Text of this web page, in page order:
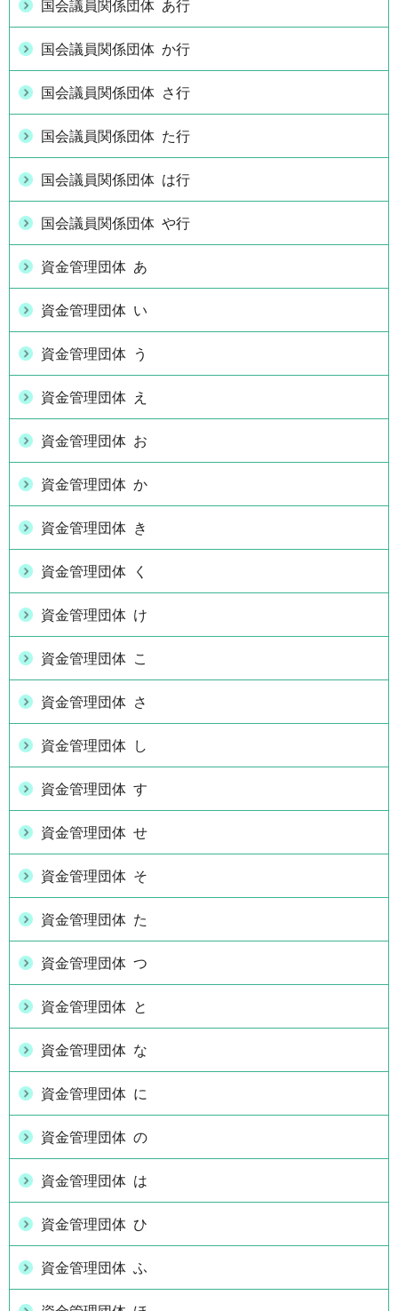
国会議員関係団体 あ行
国会議員関係団体 か行
国会議員関係団体 さ行
国会議員関係団体 た行
国会議員関係団体 は行
国会議員関係団体 や行
資金管理団体 あ
資金管理団体 い
資金管理団体 う
資金管理団体 え
資金管理団体 お
資金管理団体 か
資金管理団体 き
資金管理団体 く
資金管理団体 け
資金管理団体 こ
資金管理団体 さ
資金管理団体 し
資金管理団体 す
資金管理団体 せ
資金管理団体 そ
資金管理団体 た
資金管理団体 つ
資金管理団体 と
資金管理団体 な
資金管理団体 に
資金管理団体 の
資金管理団体 は
資金管理団体 ひ
資金管理団体 ふ